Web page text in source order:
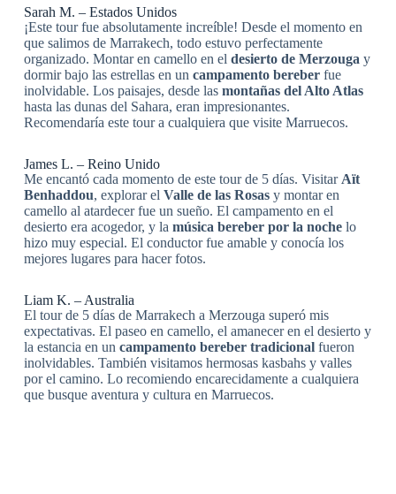
Sarah M. – Estados Unidos
¡Este tour fue absolutamente increíble! Desde el momento en
que salimos de Marrakech, todo estuvo perfectamente
organizado. Montar en camello en el desierto de Merzougay
dormir bajo las estrellas en un campamento bereberfue
inolvidable. Los paisajes, desde las montañas del Alto Atlas
hasta las dunas del Sahara, eran impresionantes.
Recomendaría este tour a cualquiera que visite Marruecos.
James L. – Reino Unido
Me encantó cada momento de este tour de 5 días. VisitarAït
Benhaddou, explorar el Valle de las Rosasy montar en
camello al atardecer fue un sueño. El campamento en el
desierto era acogedor, y la música bereber por la nochelo
hizo muy especial. El conductor fue amable y conocía los
mejores lugares para hacer fotos.
Liam K. – Australia
El tour de 5 días de Marrakech a Merzouga superó mis
expectativas. El paseo en camello, el amanecer en el desierto y
la estancia en un campamento bereber tradicionalfueron
inolvidables. También visitamos hermosas kasbahs y valles
por el camino. Lo recomiendo encarecidamente a cualquiera
que busque aventura y cultura en Marruecos.